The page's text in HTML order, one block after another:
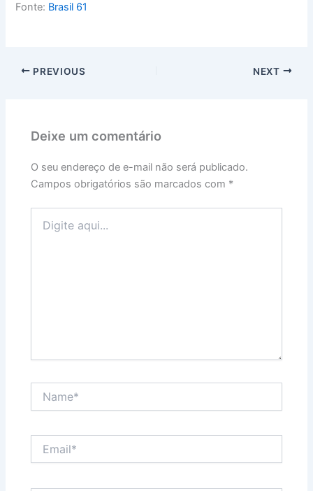
Fonte: Brasil 61
PREVIOUS NEXT
Deixe um comentário
O seu endereço de e-mail não será publicado.
Campos obrigatórios são marcados com *
aqui...